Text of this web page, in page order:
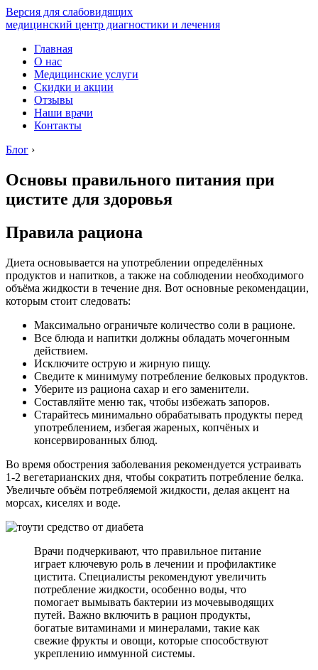
Версия для слабовидящих
медицинский центр диагностики и лечения
Главная
О нас
Медицинские услуги
Скидки и акции
Отзывы
Наши врачи
Контакты
Блог ›
Основы правильного питания при
цистите для здоровья
Правила рациона
Диета основывается на употреблении определённых
продуктов и напитков, а также на соблюдении необходимого
объёма жидкости в течение дня. Вот основные рекомендации,
которым стоит следовать:
Максимально ограничьте количество соли в рационе.
Все блюда и напитки должны обладать мочегонным
действием.
Исключите острую и жирную пищу.
Сведите к минимуму потребление белковых продуктов.
Уберите из рациона сахар и его заменители.
Составляйте меню так, чтобы избежать запоров.
Старайтесь минимально обрабатывать продукты перед
употреблением, избегая жареных, копчёных и
консервированных блюд.
Во время обострения заболевания рекомендуется устраивать
1-2 вегетарианских дня, чтобы сократить потребление белка.
Увеличьте объём потребляемой жидкости, делая акцент на
морсах, киселях и воде.
Врачи подчеркивают, что правильное питание
играет ключевую роль в лечении и профилактике
цистита. Специалисты рекомендуют увеличить
потребление жидкости, особенно воды, что
помогает вымывать бактерии из мочевыводящих
путей. Важно включить в рацион продукты,
богатые витаминами и минералами, такие как
свежие фрукты и овощи, которые способствуют
укреплению иммунной системы.